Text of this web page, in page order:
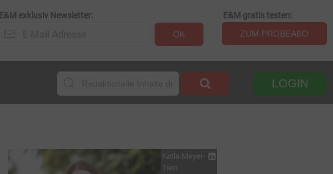
E&M exklusiv Newsletter:
OK
E&M gratis testen:
ZUM PROBEABO
LOGIN
Katia Meyer-
Tien